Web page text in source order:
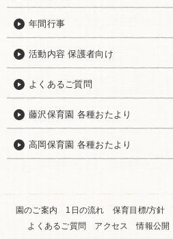
年間行事
活動内容 保護者向け
よくあるご質問
藤沢保育園 各種おたより
高岡保育園 各種おたより
園のご案内 1日の流れ 保育目標/方針
よくあるご質問
アクセス 情報公開